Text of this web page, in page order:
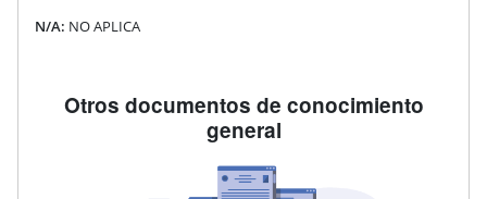
N/A: NO APLICA
Otros documentos de conocimiento
general